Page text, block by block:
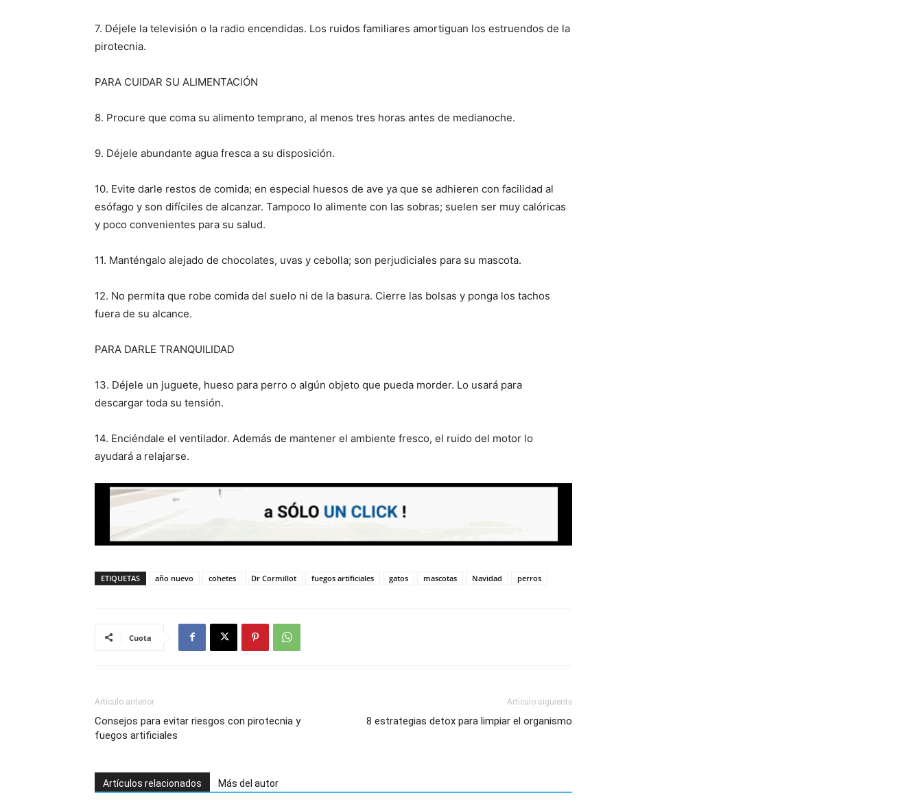
7. Déjele la televisión o la radio encendidas. Los ruidos familiares amortiguan los estruendos de la
pirotecnia.
PARA CUIDAR SU ALIMENTACIÓN
8. Procure que coma su alimento temprano, al menos tres horas antes de medianoche.
9. Déjele abundante agua fresca a su disposición.
10. Evite darle restos de comida; en especial huesos de ave ya que se adhieren con facilidad al
esófago y son difíciles de alcanzar. Tampoco lo alimente con las sobras; suelen ser muy calóricas
y poco convenientes para su salud.
11. Manténgalo alejado de chocolates, uvas y cebolla; son perjudiciales para su mascota.
12. No permita que robe comida del suelo ni de la basura. Cierre las bolsas y ponga los tachos
fuera de su alcance.
PARA DARLE TRANQUILIDAD
13. Déjele un juguete, hueso para perro o algún objeto que pueda morder. Lo usará para
descargar toda su tensión.
14. Enciéndale el ventilador. Además de mantener el ambiente fresco, el ruido del motor lo
ayudará a relajarse.
ETIQUETAS año nuevo cohetes Dr Cormillot fuegos artificiales gatos mascotas Navidad perros
Cuota
Artículo anterior
Consejos para evitar riesgos con pirotecnia y
fuegos artificiales
Artículo siguiente
8 estrategias detox para limpiar el organismo
Artículos relacionados Más del autor